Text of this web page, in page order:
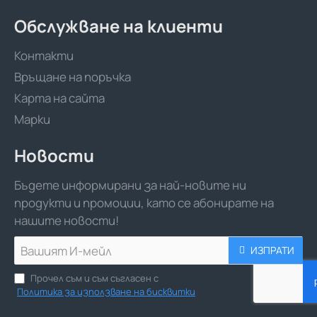
Обслужване на клиенти
Контакти
Връщане на поръчка
Карта на сайта
Марки
Новости
Бъдете информирани за най-новите ни
продукти и промоции, като се абонирате на
нашите новости!
И-
мейл
ИЗПРАТИ
Прочел съм и съм съгласен с
Политика за използване на бисквитки